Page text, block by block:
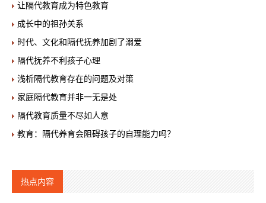
让隔代教育成为特色教育
成长中的祖孙关系
时代、文化和隔代抚养加剧了溺爱
隔代抚养不利孩子心理
浅析隔代教育存在的问题及对策
家庭隔代教育并非一无是处
隔代教育质量不尽如人意
教育：隔代养育会阻碍孩子的自理能力吗？
热点内容